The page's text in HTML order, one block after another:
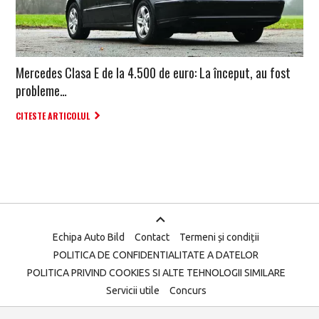
Mercedes Clasa E de la 4.500 de euro: La început, au fost
probleme…
CITESTE ARTICOLUL
Echipa Auto Bild Contact
Termeni și condiții
POLITICA DE CONFIDENTIALITATE A DATELOR
POLITICA PRIVIND COOKIES SI ALTE TEHNOLOGII SIMILARE
Servicii utile
Concurs